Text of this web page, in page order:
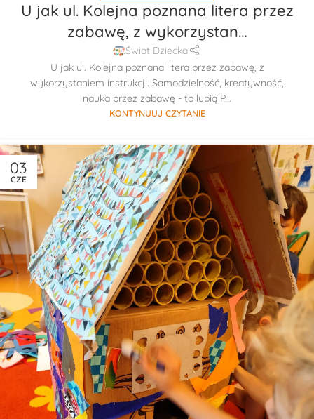
U jak ul. Kolejna poznana litera przez
zabawę, z wykorzystan…
Świat Dziecka
U jak ul. Kolejna poznana litera przez zabawę, z
wykorzystaniem instrukcji. Samodzielność, kreatywność,
nauka przez zabawę - to lubią P...
KONTYNUUJ CZYTANIE
03
CZE